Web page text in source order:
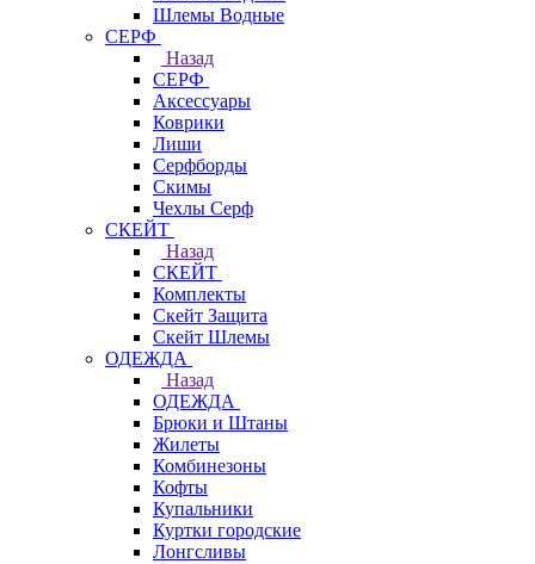
Шлемы Водные
СЕРФ
Назад
СЕРФ
Аксессуары
Коврики
Лиши
Серфборды
Скимы
Чехлы Cерф
СКЕЙТ
Назад
СКЕЙТ
Комплекты
Скейт Защита
Скейт Шлемы
ОДЕЖДА
Назад
ОДЕЖДА
Брюки и Штаны
Жилеты
Комбинезоны
Кофты
Купальники
Куртки городские
Лонгсливы